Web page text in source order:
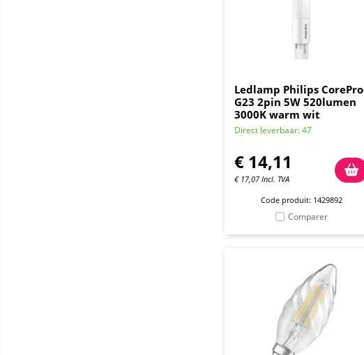
Ledlamp Philips CorePro
G23 2pin 5W 520lumen
3000K warm wit
Direct leverbaar: 47
€ 14,11
€ 17,07 Incl. TVA
Code produit: 1429892
Comparer